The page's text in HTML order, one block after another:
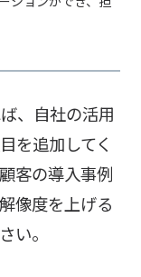
、自社の活用
を追加してく
客の導入事例
像度を上げる
い。